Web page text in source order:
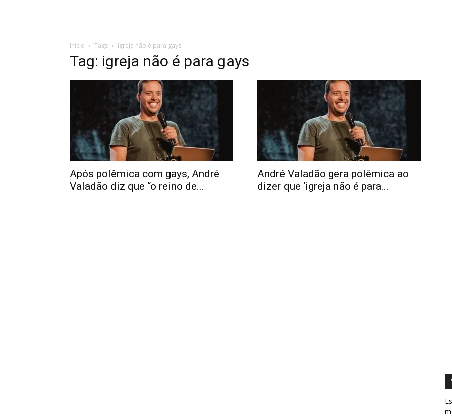
Início Tags Igreja não é para gays
Tag: igreja não é para gays
Após polêmica com gays, André
Valadão diz que “o reino de...
André Valadão gera polêmica ao
dizer que ‘igreja não é para...